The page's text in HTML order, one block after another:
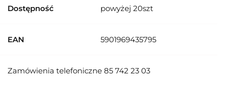
Dostępność powyżej 20szt
EAN 5901969435795
Zamówienia telefoniczne 85 742 23 03